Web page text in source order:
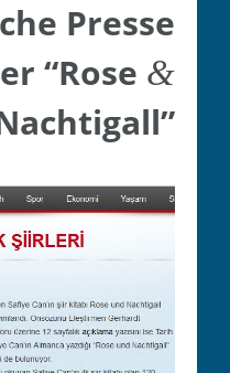
Presse
“Rose &